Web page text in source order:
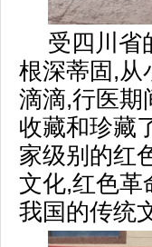
受四川省
根深蒂固,从
滴滴,行医期
收藏和珍藏
家级别的红
文化,红色革
我国的传统